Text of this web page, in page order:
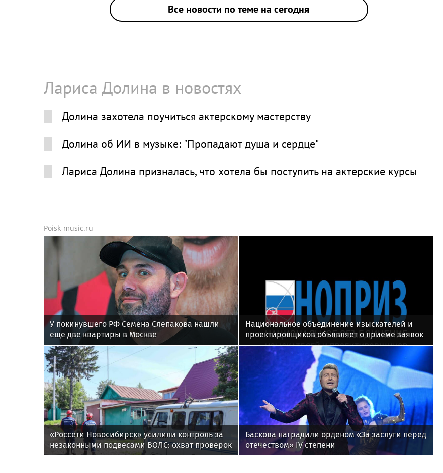
Все новости по теме на сегодня
Лариса Долина в новостях
Долина захотела поучиться актерскому мастерству
Долина об ИИ в музыке: "Пропадают душа и сердце"
Лариса Долина призналась, что хотела бы поступить на актерские курсы
Poisk-music.ru
У покинувшего РФ Семена Слепакова нашли
еще две квартиры в Москве
Национальное объединение изыскателей и
проектировщиков объявляет о приеме заявок
на XI Международный профессиональный
конкурс НОПРИЗ на лучший проект
«Россети Новосибирск» усилили контроль за
незаконными подвесами ВОЛС: охват проверок
вырос в 1,5 раза
Баскова наградили орденом «За заслуги перед
отечеством» IV степени